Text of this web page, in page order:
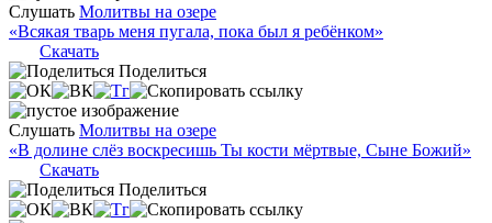
Слушать Молитвы на озере
«Всякая тварь меня пугала, пока был я ребёнком»
Скачать
Поделиться
Слушать Молитвы на озере
«В долине слёз воскресишь Ты кости мёртвые, Сыне Божий»
Скачать
Поделиться